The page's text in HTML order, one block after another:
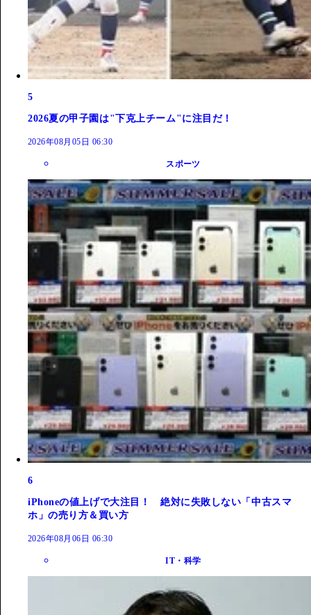
5
2026夏の甲子園は"下克上チーム"に注目だ！
2026年08月05日 06:30
スポーツ
6
iPhoneの値上げで大注目！ 絶対に失敗しない「中古スマ
ホ」の売り方＆買い方
2026年08月06日 06:30
IT・科学